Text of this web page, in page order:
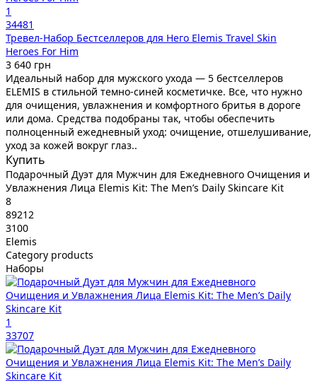
1
34481
Тревел-Набор Бестселлеров для Него Elemis Travel Skin
Heroes For Him
3 640 грн
Идеальный набор для мужского ухода — 5 бестселлеров
ELEMIS в стильной темно-синей косметичке. Все, что нужно
для очищения, увлажнения и комфортного бритья в дороге
или дома. Средства подобраны так, чтобы обеспечить
полноценный ежедневный уход: очищение, отшелушивание,
уход за кожей вокруг глаз..
Купить
Подарочный Дуэт для Мужчин для Ежедневного Очищения и
Увлажнения Лица Elemis Kit: The Men’s Daily Skincare Kit
8
89212
3100
Elemis
Category products
Наборы
1
33707